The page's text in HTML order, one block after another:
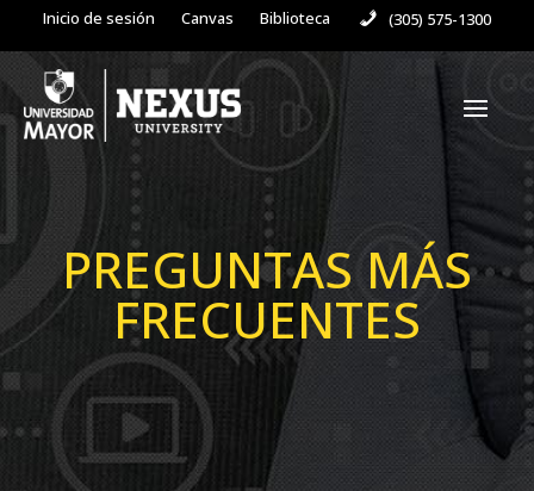
Inicio de sesión Canvas Biblioteca (305) 575-1300
PREGUNTAS MÁS
FRECUENTES